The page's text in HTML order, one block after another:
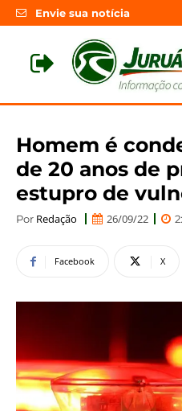
Envie sua notícia
Homem é
de 20 anos de
estupro de
Por Redação 26/09/22
Facebook X